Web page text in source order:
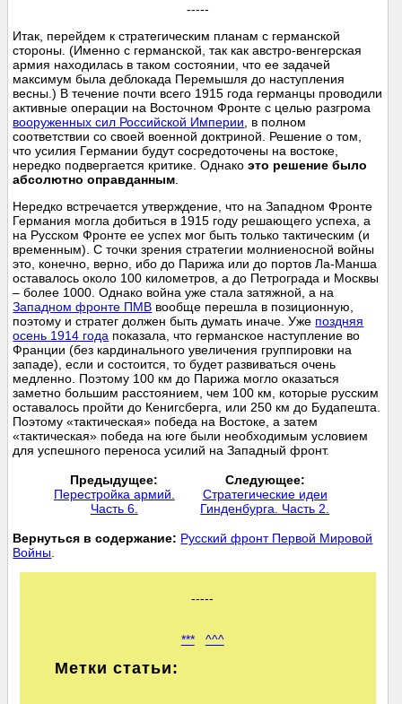
-----
Итак, перейдем к стратегическим планам с германской
стороны. (Именно с германской, так как австро-венгерская
армия находилась в таком состоянии, что ее задачей
максимум была деблокада Перемышля до наступления
весны.) В течение почти всего 1915 года германцы проводили
активные операции на Восточном Фронте с целью разгрома
вооруженных сил Российской Империи , в полном
соответствии со своей военной доктриной. Решение о том,
что усилия Германии будут сосредоточены на востоке,
нередко подвергается критике. Однакоэто решение было
абсолютно оправданным
Нередко встречается утверждение, что на Западном Фронте
Германия могла добиться в 1915 году решающего успеха, а
на Русском Фронте ее успех мог быть только тактическим (и
временным). С точки зрения стратегии молниеносной войны
это, конечно, верно, ибо до Парижа или до портов Ла-Манша
оставалось около 100 километров, а до Петрограда и Москвы
– более 1000. Однако война уже стала затяжной, а на
Западном фронте ПМВ вообще перешла в позиционную,
поэтому и стратег должен быть думать иначе. Уже поздняя
осень 1914 года показала, что германское наступление во
Франции (без кардинального увеличения группировки на
западе), если и состоится, то будет развиваться очень
медленно. Поэтому 100 км до Парижа могло оказаться
заметно большим расстоянием, чем 100 км, которые русским
оставалось пройти до Кенигсберга, или 250 км до Будапешта.
Поэтому «тактическая» победа на Востоке, а затем
«тактическая» победа на юге были необходимым условием
для успешного переноса усилий на Западный фронт.
Предыдущее:
Перестройка армий.
Часть 6.
Следующее:
Стратегические идеи
Гинденбурга. Часть 2.
Вернуться в содержание: Русский фронт Первой Мировой
Войны
-----
*** ^^^
Метки статьи: